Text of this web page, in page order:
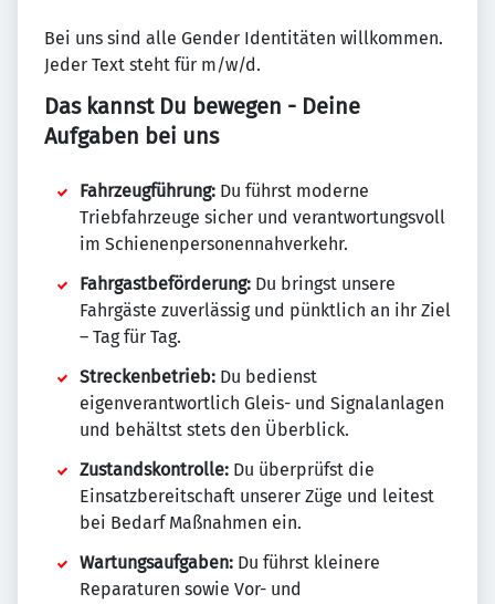
Bei uns sind alle Gender Identitäten willkommen.
Jeder Text steht für m/w/d.
Das kannst Du bewegen - Deine
Aufgaben bei uns
Fahrzeugführung: Du führst moderne
Triebfahrzeuge sicher und verantwortungsvoll
im Schienenpersonennahverkehr.
Fahrgastbeförderung: Du bringst unsere
Fahrgäste zuverlässig und pünktlich an ihr Ziel
– Tag für Tag.
Streckenbetrieb: Du bedienst
eigenverantwortlich Gleis- und Signalanlagen
und behältst stets den Überblick.
Zustandskontrolle: Du überprüfst die
Einsatzbereitschaft unserer Züge und leitest
bei Bedarf Maßnahmen ein.
Wartungsaufgaben: Du führst kleinere
Reparaturen sowie Vor- und